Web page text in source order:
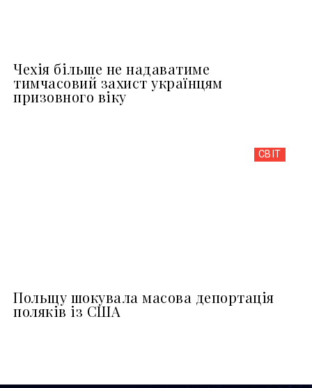
Чехія більше не надаватиме
тимчасовий захист українцям
призовного віку
СВІТ
Польщу шокувала масова депортація
поляків із США